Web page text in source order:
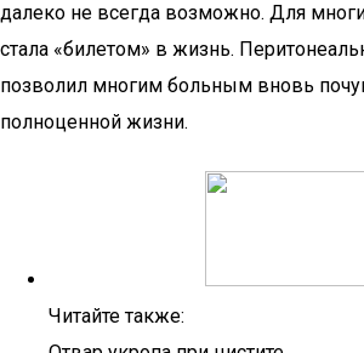
далеко не всегда возможно. Для
стала «билетом» в жизнь.
позволил многим больным вновь
полноценной жизни.
Читайте также: